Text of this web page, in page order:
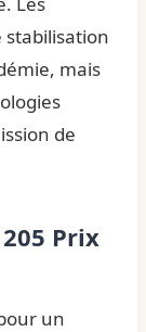
mais
de
Prix
un